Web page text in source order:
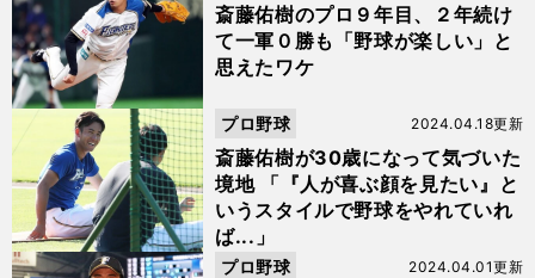
斎藤佑樹のプロ９年目、２年続け
て一軍０勝も「野球が楽しい」と
思えたワケ
斎藤佑樹が30歳になって気づいた
境地 「『人が喜ぶ顔を見たい』と
いうスタイルで野球をやれていれ
ば...」
2024.04.18更新
プロ野球
2024.04.01更新
プロ野球